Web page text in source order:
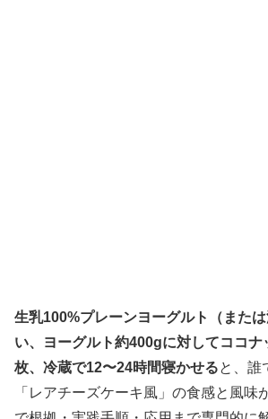
生乳100%プレーンヨーグルト（また
い、ヨーグルト約400gに対してココナ
枚、冷蔵で12〜24時間寝かせると、誰
「レアチーズケーキ風」の食感と風味